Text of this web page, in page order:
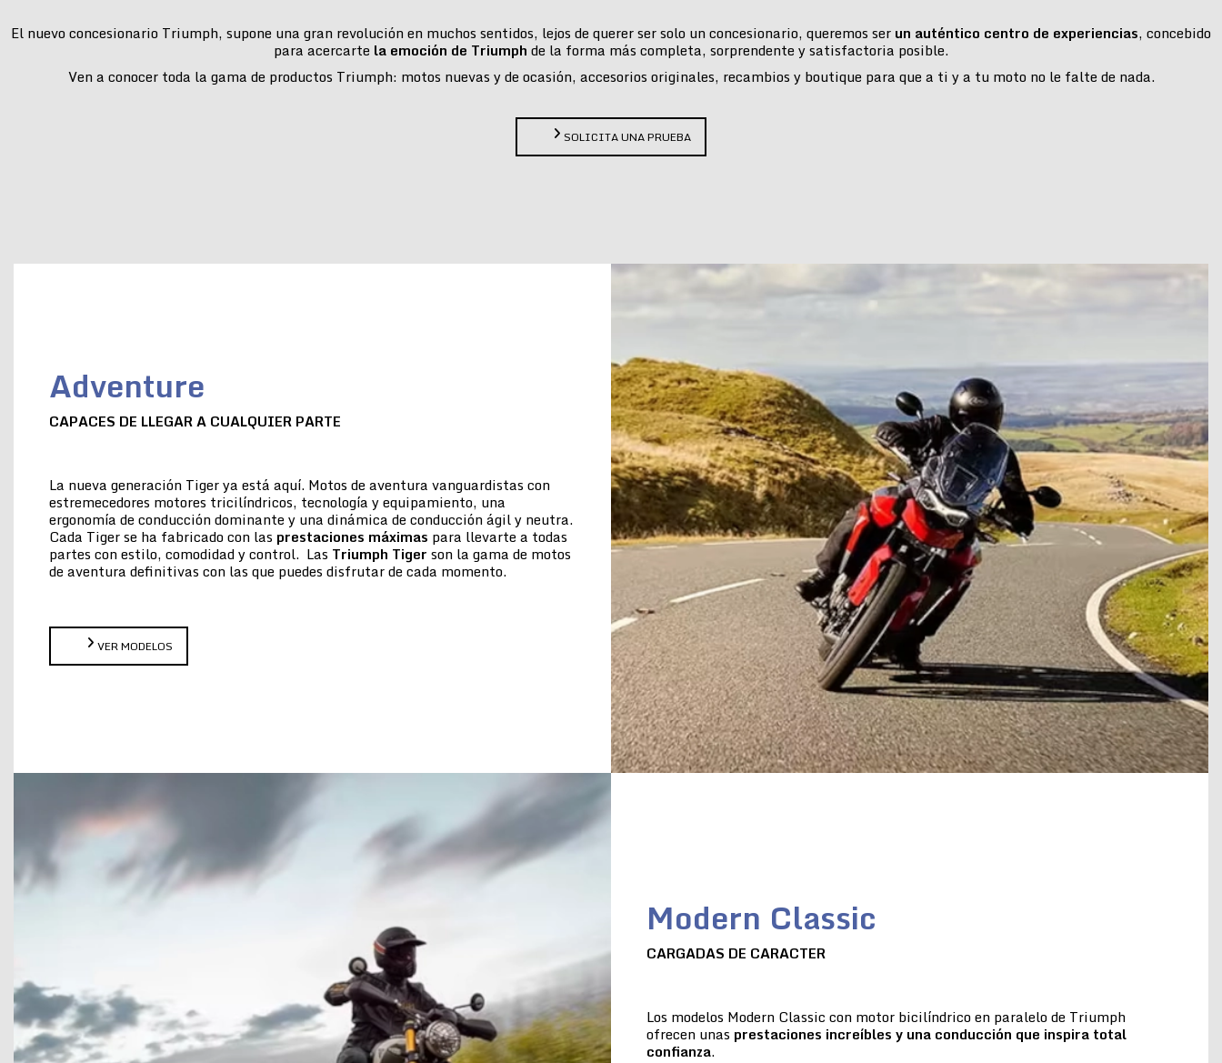
El nuevo concesionario Triumph, supone una gran revolución en muchos sentidos, lejos de querer ser solo un concesionario, queremos ser un auténtico centro de experiencias, concebido
para acercarte la emoción de Triumph de la forma más completa, sorprendente y satisfactoria posible.
Ven a conocer toda la gama de productos Triumph: motos nuevas y de ocasión, accesorios originales, recambios y boutique para que a ti y a tu moto no le falte de nada.
SOLICITA UNA PRUEBA
Adventure
CAPACES DE LLEGAR A CUALQUIER PARTE
La nueva generación Tiger ya está aquí. Motos de aventura vanguardistas con
estremecedores motores tricilíndricos, tecnología y equipamiento, una
ergonomía de conducción dominante y una dinámica de conducción ágil y neutra.
Cada Tiger se ha fabricado con las prestaciones máximas para llevarte a todas
partes con estilo, comodidad y control. Las Triumph Tiger son la gama de motos
de aventura definitivas con las que puedes disfrutar de cada momento.
VER MODELOS
Modern Classic
CARGADAS DE CARACTER
Los modelos Modern Classic con motor bicilíndrico en paralelo de Triumph
ofrecen unas prestaciones increíbles y una conducción que inspira total
confianza.